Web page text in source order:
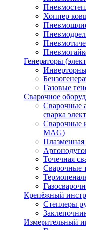
Хоппер
Генераторы
Газовые
Сварочное
Сварочные
сварка
Сварочные
MAG)
Плазменная
Точечная
Сварочные
Крепёжный
Степлеры
Измерительный